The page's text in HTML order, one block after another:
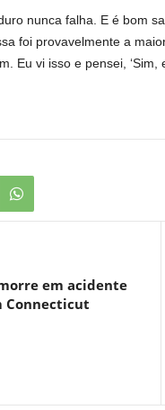
nunca falha. E é bom
foi provavelmente a
Eu vi isso e pensei, ‘Sim,
em acidente
Connecticut